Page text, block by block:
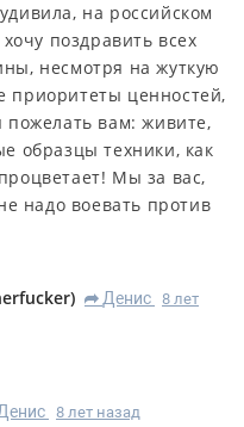
на российском
поздравить всех
несмотря на жуткую
приоритеты ценностей,
пожелать вам: живите,
образцы техники, как
Мы за вас,
надо воевать против
) R Денис 8 лет
8 лет назад